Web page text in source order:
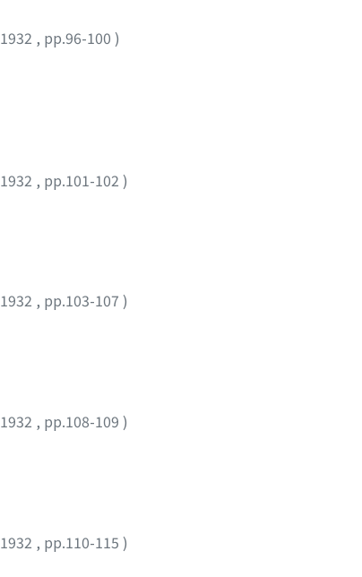
1932 , pp.96-100 )
1932 , pp.101-102 )
1932 , pp.103-107 )
1932 , pp.108-109 )
1932 , pp.110-115 )